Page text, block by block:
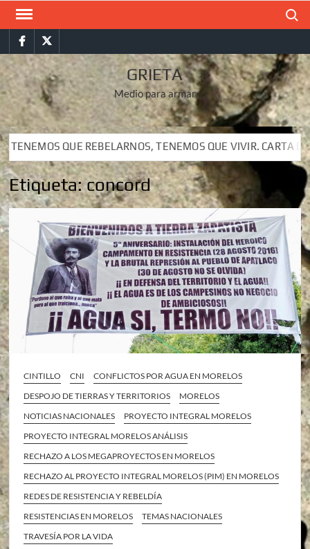
Saltar
contenidoFacebookTwitter
GRIETA
Medio para armar
REBELARNOS, TENEMOS QUE VIVIR. CARTA DEL
REBELARNOS, TENEMOS QUE VIVIR. CARTA DEL
Etiqueta:concord
CINTILLO CNI
CONFLICTOS POR AGUA EN MORELOS
DESPOJO DE TIERRAS Y TERRITORIOS
MORELOS
NOTICIAS NACIONALES
PROYECTO INTEGRAL MORELOS
PROYECTO INTEGRAL MORELOS ANÁLISIS
RECHAZO A LOS MEGAPROYECTOS EN MORELOS
RECHAZO AL PROYECTO INTEGRAL MORELOS (PIM) EN MORELOS
REDES DE RESISTENCIA Y REBELDÍA
RESISTENCIAS EN MORELOS
TEMAS NACIONALES
TRAVESÍA POR LA VIDA